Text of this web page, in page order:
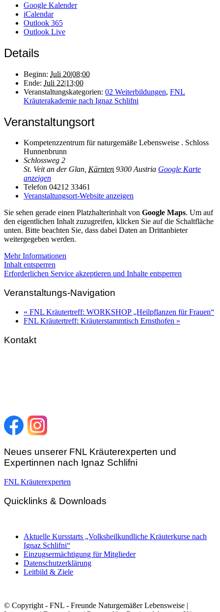
Google Kalender
iCalendar
Outlook 365
Outlook Live
Details
Beginn: Juli 20|08:00
Ende: Juli 22|13:00
Veranstaltungskategorien: 02 Weiterbildungen, FNL
Kräuterakademie nach Ignaz Schlifni
Veranstaltungsort
Kompetenzzentrum für naturgemäße Lebensweise . Schloss
Hunnenbrunn
Schlossweg 2
St. Veit an der Glan, Kärnten 9300 Austria Google Karte
anzeigen
Telefon 04212 33461
Veranstaltungsort-Website anzeigen
Sie sehen gerade einen Platzhalterinhalt von Google Maps. Um auf
den eigentlichen Inhalt zuzugreifen, klicken Sie auf die Schaltfläche
unten. Bitte beachten Sie, dass dabei Daten an Drittanbieter
weitergegeben werden.
Mehr Informationen
Inhalt entsperren
Erforderlichen Service akzeptieren und Inhalte entsperren
Veranstaltungs-Navigation
« FNL Kräutertreff: WORKSHOP „Heilpflanzen für Frauen“
FNL Kräutertreff: Kräuterstammtisch Ernsthofen »
Kontakt
Neues unserer FNL Kräuterexperten und
Expertinnen nach Ignaz Schlifni
FNL Kräuterexperten
Quicklinks & Downloads
Aktuelle Kursstarts „Volksheilkundliche Kräuterkurse nach
Ignaz Schlifni“
Einzugsermächtigung für Mitglieder
Datenschutzerklärung
Leitbild & Ziele
© Copyright - FNL - Freunde Naturgemäßer Lebensweise |